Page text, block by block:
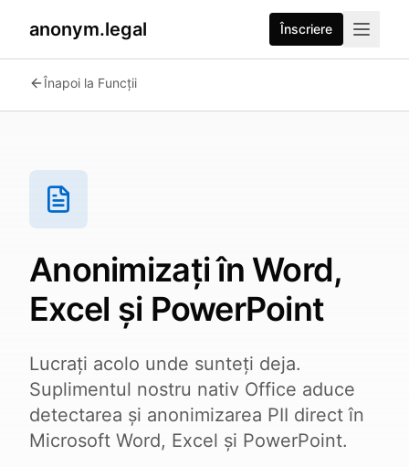
anonym.legal Înscriere
Înapoi la Funcții
Anonimizați în Word,
Excel și PowerPoint
Lucrați acolo unde sunteți deja.
Suplimentul nostru nativ Office aduce
detectarea și anonimizarea PII direct în
Microsoft Word, Excel și PowerPoint.